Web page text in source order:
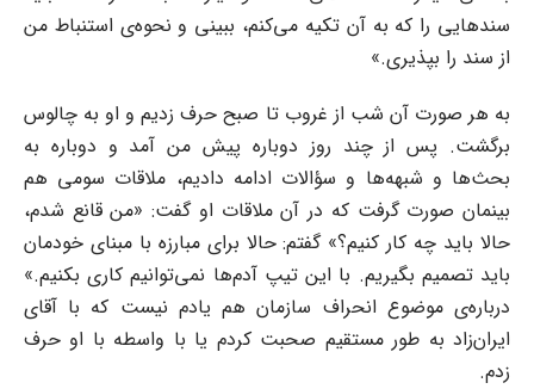
سندهایی را که به آن تکیه می‌کنم، ببینی و نحوه‌ی استنباط من
از سند را بپذیری.»
به هر صورت آن شب از غروب تا صبح حرف زدیم و او به چالوس
برگشت. پس از چند روز دوباره پیش من آمد و دوباره به
بحث‌ها و شبهه‌ها و سؤالات ادامه دادیم، ملاقات سومی هم
بینمان صورت گرفت که در آن ملاقات او گفت: «من قانع شدم،
حالا باید چه کار کنیم؟» گفتم: حالا برای مبارزه با مبنای خودمان
باید تصمیم بگیریم. با این تیپ آدم‌ها نمی‌توانیم کاری بکنیم.»
درباره‌ی موضوع انحراف سازمان هم یادم نیست که با آقای
ایران‌زاد به طور مستقیم صحبت کردم یا با واسطه با او حرف
زدم.